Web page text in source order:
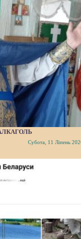
Субота, 11 Ліпень